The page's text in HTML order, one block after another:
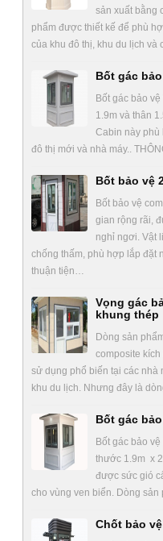
sản xuất bằng
phẩm được thiết kế để phù
của khu đô thị, khu du lịch
Bốt gác
Bốt gác bảo
1.9m và thân
Cabin này phù
đô thị mới và nhà máy..
Bốt bảo vệ
Bốt bảo vệ
gian rộng rãi,
nghỉ ngơi. Vật
chống thấm, phù hợp lắp đặt
thuận tiện…
Vọng gác
khung thép
Dòng sản
composite
sử dụng phổ biến tại các nhà
khu du lịch. Nhưng đây là
Bốt gác
Bốt gác bảo
thước 1.9m x
được sức gió
cho vùng ven biển. Dòng
Chốt bảo